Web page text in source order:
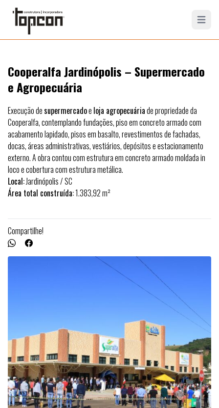
Open
Cooperalfa Jardinópolis – Supermercado
e Agropecuária
Execução desupermercadoe loja agropecuáriade propriedade da
Cooperalfa, contemplando fundações, piso em concreto armado com
acabamento lapidado, pisos em basalto, revestimentos de fachadas,
docas, áreas administrativas, vestiários, depósitos e estacionamento
externo. A obra contou com estrutura em concreto armado moldadain
locoe cobertura com estrutura metálica.
Local:Jardinópolis/ SC
Área total construída:1.383,92 m²
Compartilhe!